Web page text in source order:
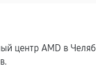
центр AMD в